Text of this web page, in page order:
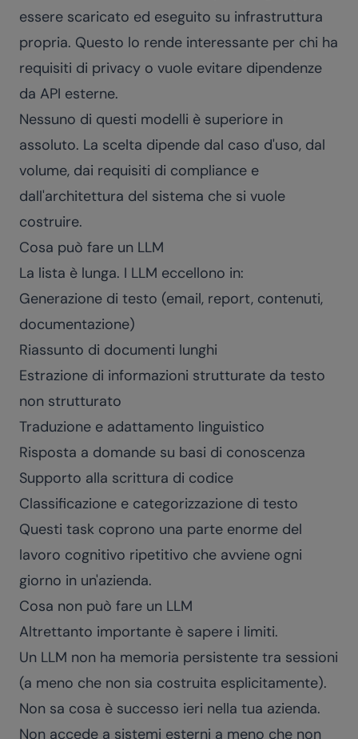
essere scaricato ed eseguito su infrastruttura
propria. Questo lo rende interessante per chi ha
requisiti di privacy o vuole evitare dipendenze
da API esterne.
Nessuno di questi modelli è superiore in
assoluto. La scelta dipende dal caso d'uso, dal
volume, dai requisiti di compliance e
dall'architettura del sistema che si vuole
costruire.
Cosa può fare un LLM
La lista è lunga. I LLM eccellono in:
Generazione di testo (email, report, contenuti,
documentazione)
Riassunto di documenti lunghi
Estrazione di informazioni strutturate da testo
non strutturato
Traduzione e adattamento linguistico
Risposta a domande su basi di conoscenza
Supporto alla scrittura di codice
Classificazione e categorizzazione di testo
Questi task coprono una parte enorme del
lavoro cognitivo ripetitivo che avviene ogni
giorno in un'azienda.
Cosa non può fare un LLM
Altrettanto importante è sapere i limiti.
Un LLM non ha memoria persistente tra sessioni
(a meno che non sia costruita esplicitamente).
Non sa cosa è successo ieri nella tua azienda.
Non accede a sistemi esterni a meno che non